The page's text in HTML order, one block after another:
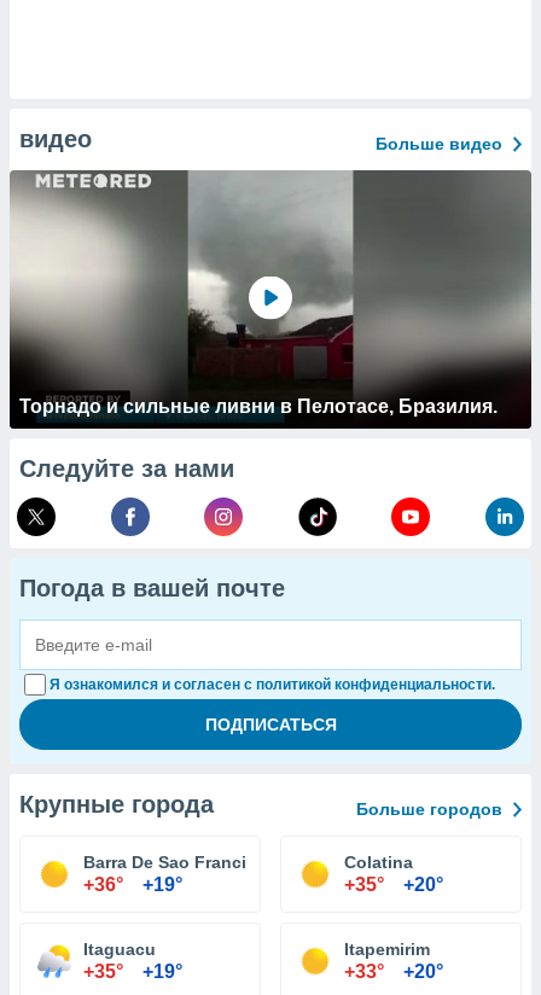
видео Больше видео
Торнадо и сильные ливни в Пелотасе, Бразилия.
Следуйте за нами
Погода в вашей почте
Я ознакомился и согласен с политикой конфиденциальности.
Крупные города Больше городов
Barra De Sao Francisco
+36° +19°
Colatina
+35° +20°
Itaguacu
+35° +19°
Itapemirim
+33° +20°